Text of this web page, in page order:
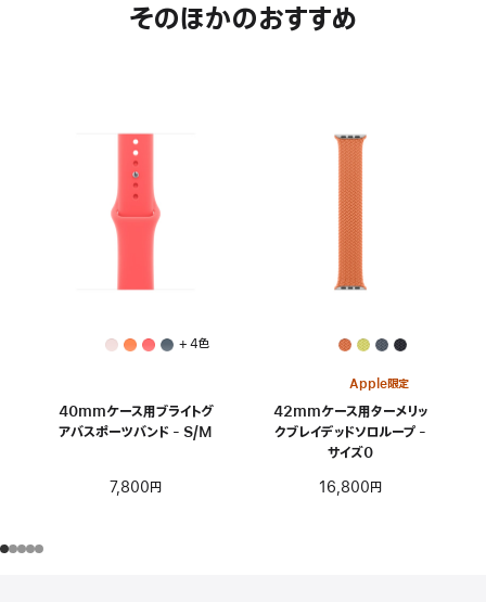
そのほかのおすすめ
+ 4色
40mmケース用ブライトグ
アバスポーツバンド - S/M
7,800円
Apple限定
42mmケース用ターメリッ
クブレイデッドソロループ -
サイズ0
16,800円